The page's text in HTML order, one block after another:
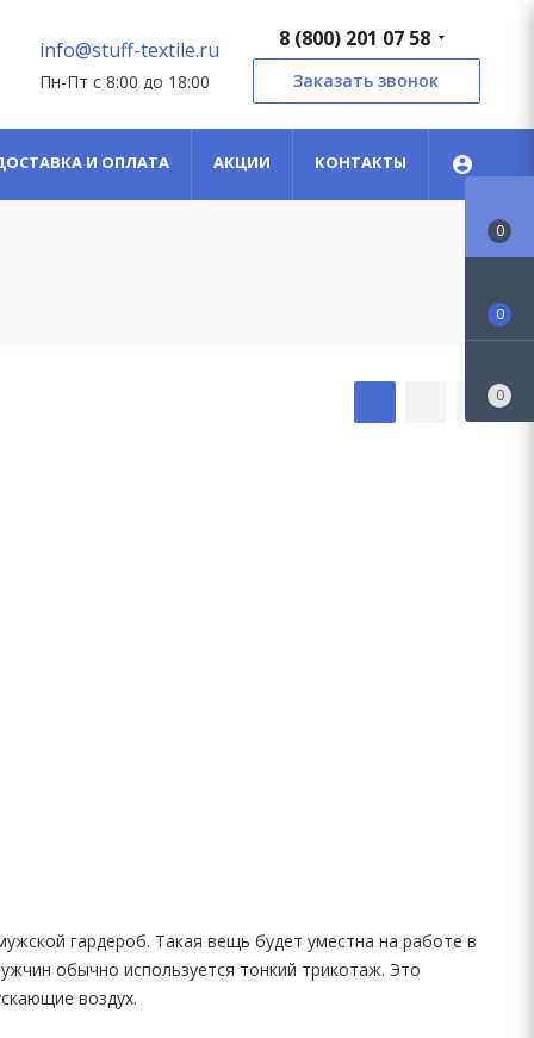
info@stuff-textile.ru
Пн-Пт с 8:00 до 18:00
8 (800) 201 07 58
Заказать звонок
И ОПЛАТА АКЦИИ КОНТАКТЫ
гардероб. Такая вещь будет уместна на работе в
обычно используется тонкий трикотаж. Это
воздух.
0
0
0